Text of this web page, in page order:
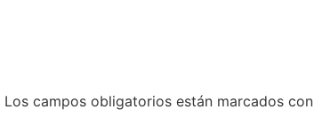
Los campos obligatorios están marcados con